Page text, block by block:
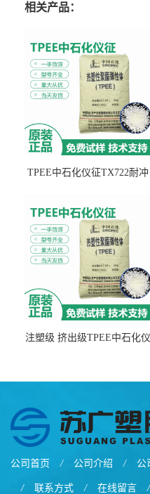
相关产品：
TPEE中石化仪征TX722耐冲
注塑级 挤出级TPEE中石化仪
公司首页 / 公司介绍 / 公
/ 联系方式 / 在线留言 /